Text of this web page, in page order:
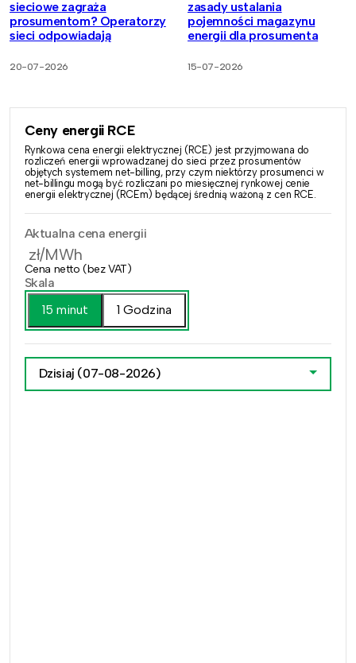
sieciowe zagraża
prosumentom? Operatorzy
sieci odpowiadają
20-07-2026
zasady ustalania
pojemności magazynu
energii dla prosumenta
15-07-2026
Ceny energii RCE
Rynkowa cena energii elektrycznej (RCE) jest przyjmowana do
rozliczeń energii wprowadzanej do sieci przez prosumentów
objętych systemem net-billing, przy czym niektórzy prosumenci w
net-billingu mogą być rozliczani po miesięcznej rynkowej cenie
energii elektrycznej (RCEm) będącej średnią ważoną z cen RCE.
Aktualna cena energii
zł/MWh
Cena netto (bez VAT)
Skala
15 minut
1 Godzina
Dzisiaj (07-08-2026)